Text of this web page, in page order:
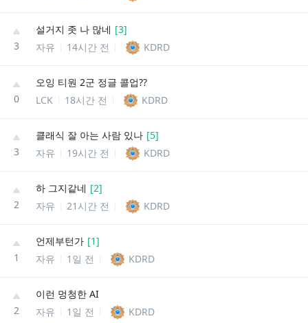
3
설거지 좃 나 많네 [3]
자유
14시간 전 KDRD
0
오잉 티원 2군 정글 콜업??
LCK
18시간 전 KDRD
3
클래식 잘 아는 사람 있나 [5]
자유
19시간 전 KDRD
2
하 그지같네 [2]
자유
21시간 전 KDRD
1
언제부턴가 [1]
자유
1일 전 KDRD
2
이런 멍청한 AI
자유
1일 전 KDRD